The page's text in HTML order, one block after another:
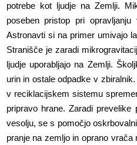
potrebe kot ljudje na Zemlji.
poseben pristop pri opravljanju
Astronavti si na primer umivajo
Stranišče je zaradi
ljudje uporabljajo na Zemlji.
urin in ostale odpadke v
v reciklacijskem sistemu
pripravo hrane. Zaradi
vesolju, se s pomočjo
pranje na zemljo in oprano